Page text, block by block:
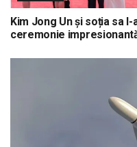
Kim Jong Un și soția sa
ceremonie